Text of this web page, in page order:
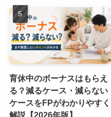
育休中のボーナスはもらえ
る？減るケース・減らない
ケースをFPがわかりやすく
解説【2026年版】